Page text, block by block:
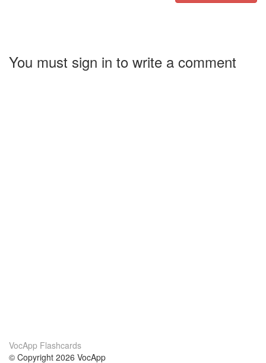
You must sign in to write a comment
VocApp Flashcards
© Copyright 2026 VocApp